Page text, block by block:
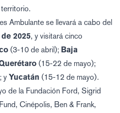
Ambulante se llevará a cabo del
2025, y visitará cinco
(3-10 de abril); Baja
(15-22 de mayo);
y Yucatán (15-12 de mayo).
de la Fundación Ford, Sigrid
Cinépolis, Ben & Frank,